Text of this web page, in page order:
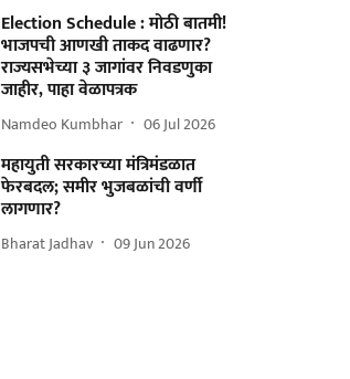
Election Schedule : मोठी बातमी!
भाजपची आणखी ताकद वाढणार?
राज्यसभेच्या ३ जागांवर निवडणुका
जाहीर, पाहा वेळापत्रक
Namdeo Kumbhar 06 Jul 2026
महायुती सरकारच्या मंत्रिमंडळात
फेरबदल; समीर भुजबळांची वर्णी
लागणार?
Bharat Jadhav 09 Jun 2026